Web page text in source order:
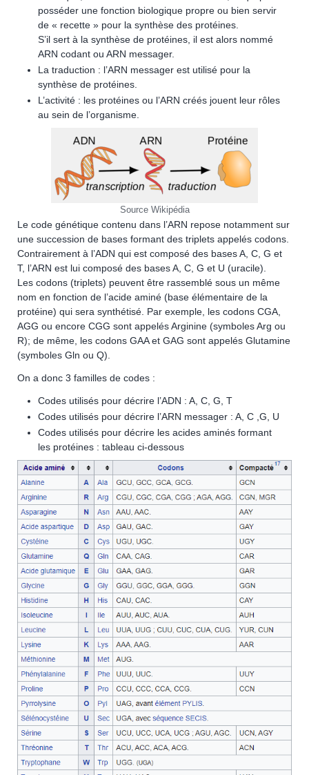
posséder une fonction biologique propre ou bien servir
de « recette » pour la synthèse des protéines.
S’il sert à la synthèse de protéines, il est alors nommé
ARN codant ou ARN messager.
La traduction : l’ARN messager est utilisé pour la
synthèse de protéines.
L’activité : les protéines ou l’ARN créés jouent leur rôles
au sein de l’organisme.
Source Wikipédia
Le code génétique contenu dans l’ARN repose notamment sur
une succession de bases formant des triplets appelés codons.
Contrairement à l’ADN qui est composé des bases A, C, G et
T, l’ARN est lui composé des bases A, C, G et U (uracile).
Les codons (triplets) peuvent être rassemblé sous un même
nom en fonction de l’acide aminé (base élémentaire de la
protéine) qui sera synthétisé. Par exemple, les codons CGA,
AGG ou encore CGG sont appelés Arginine (symboles Arg ou
R); de même, les codons GAA et GAG sont appelés Glutamine
(symboles Gln ou Q).
On a donc 3 familles de codes :
Codes utilisés pour décrire l’ADN : A, C, G, T
Codes utilisés pour décrire l’ARN messager : A, C ,G, U
Codes utilisés pour décrire les acides aminés formant
les protéines : tableau ci-dessous